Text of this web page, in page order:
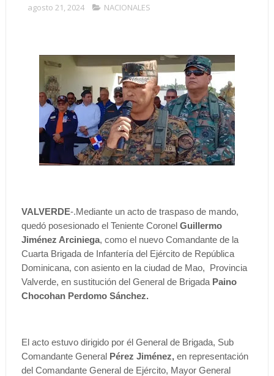
agosto 21, 2024 NACIONALES
VALVERDE-.Mediante un acto de traspaso de mando,
quedó posesionado el Teniente Coronel Guillermo
Jiménez Arciniega, como el nuevo Comandante de la
Cuarta Brigada de Infantería del Ejército de República
Dominicana, con asiento en la ciudad de Mao, Provincia
Valverde, en sustitución del General de Brigada Paino
Chocohan Perdomo Sánchez.
El acto estuvo dirigido por él General de Brigada, Sub
Comandante General Pérez Jiménez,en representación
del Comandante General de Ejército, Mayor General